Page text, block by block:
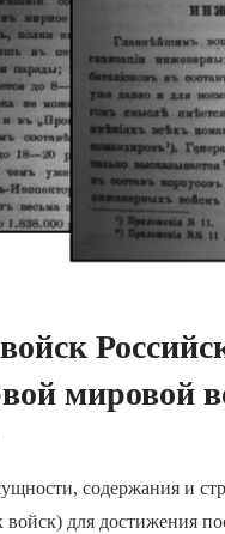
мировой
содержания и
войск) для достижения